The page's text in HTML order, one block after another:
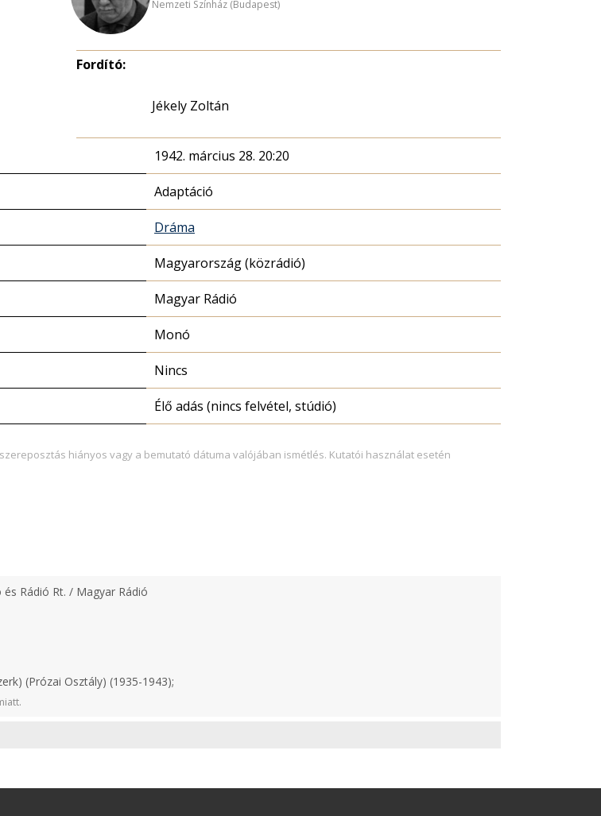
Nemzeti Színház (Budapest)
Fordító:
Jékely Zoltán
1942. március 28. 20:20
Adaptáció
Dráma
Magyarország (közrádió)
Magyar Rádió
Monó
Nincs
Élő adás (nincs felvétel, stúdió)
hiányos vagy a bemutató dátuma valójában ismétlés. Kutatói használat esetén
Rádió Rt. / Magyar Rádió
(Prózai Osztály) (1935-1943);